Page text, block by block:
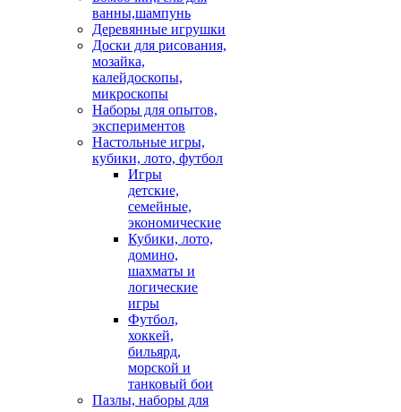
ванны,шампунь
Деревянные игрушки
Доски для рисования,
мозайка,
калейдоскопы,
микроскопы
Наборы для опытов,
экспериментов
Настольные игры,
кубики, лото, футбол
Игры
детские,
семейные,
экономические
Кубики, лото,
домино,
шахматы и
логические
игры
Футбол,
хоккей,
бильярд,
морской и
танковый бои
Пазлы, наборы для